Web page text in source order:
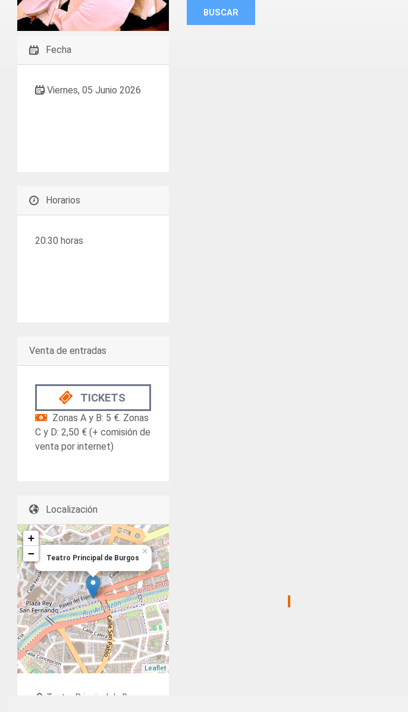
Fecha
Viernes, 05 Junio 2026
Horarios
20:30 horas
Venta de entradas
TICKETS
Zonas A y B: 5 €. Zonas
C y D: 2,50 € (+ comisión de
venta por internet)
Localización
Teatro Principal de Burgos
×
+
−
Leaflet
Teatro Principal de Burgos
BUSCAR